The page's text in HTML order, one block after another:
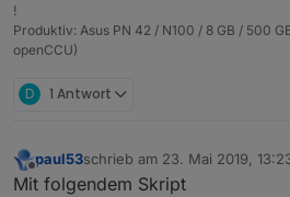
!
Produktiv: Asus PN 42 / N100 / 8 GB / 500
openCCU)
D 1 Antwort
Offline
paul53schrieb am 23. Mai 2019,
zuletzt editiert von
Mit folgendem Skript